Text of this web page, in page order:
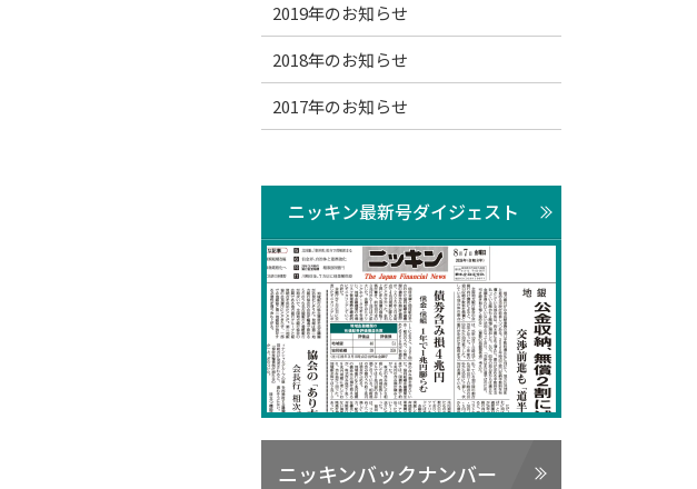
2019年のお知らせ
2018年のお知らせ
2017年のお知らせ
ニッキン最新号ダイジェスト
ニッキンバックナンバー